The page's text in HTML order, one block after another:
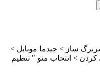
ساز > چیدما موبایل >
> انتخاب منو " تنظیم